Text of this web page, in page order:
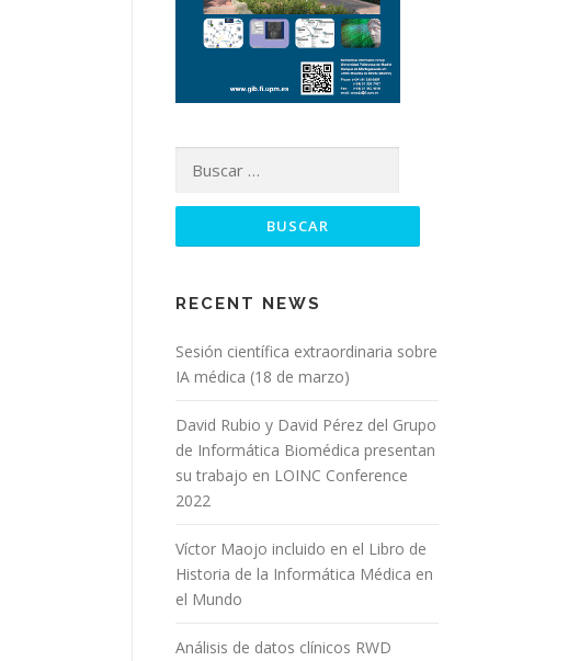
RECENT NEWS
Sesión científica extraordinaria sobre
IA médica (18 de marzo)
David Rubio y David Pérez del Grupo
de Informática Biomédica presentan
su trabajo en LOINC Conference
2022
Víctor Maojo incluido en el Libro de
Historia de la Informática Médica en
el Mundo
Análisis de datos clínicos RWD